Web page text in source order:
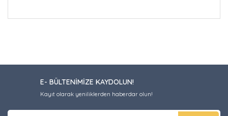
E- BÜLTENİMİZE KAYDOLUN!
Kayıt olarak yeniliklerden haberdar olun!